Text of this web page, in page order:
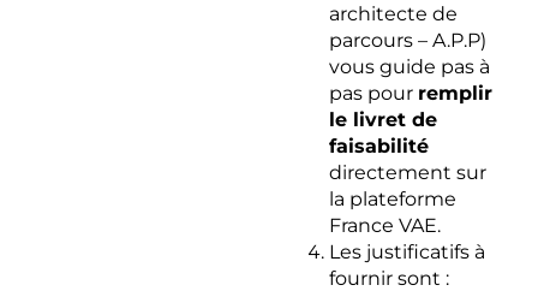
architecte de
parcours – A.P.P)
vous guide pas à
pas pour remplir
le livret de
faisabilité
directement sur
la plateforme
France VAE.​
Les justificatifs à
fournir sont :